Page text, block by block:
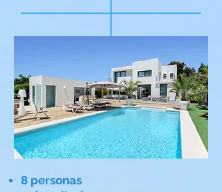
8 personas